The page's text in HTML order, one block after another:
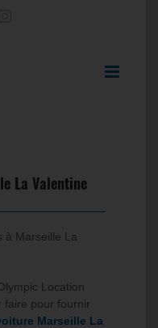
La Valentine
à Marseille La
Location
faire pour fournir
Marseille La